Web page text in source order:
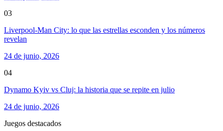
03
Liverpool-Man City: lo que las estrellas esconden y los números
revelan
24 de junio, 2026
04
Dynamo Kyiv vs Cluj: la historia que se repite en julio
24 de junio, 2026
Juegos destacados